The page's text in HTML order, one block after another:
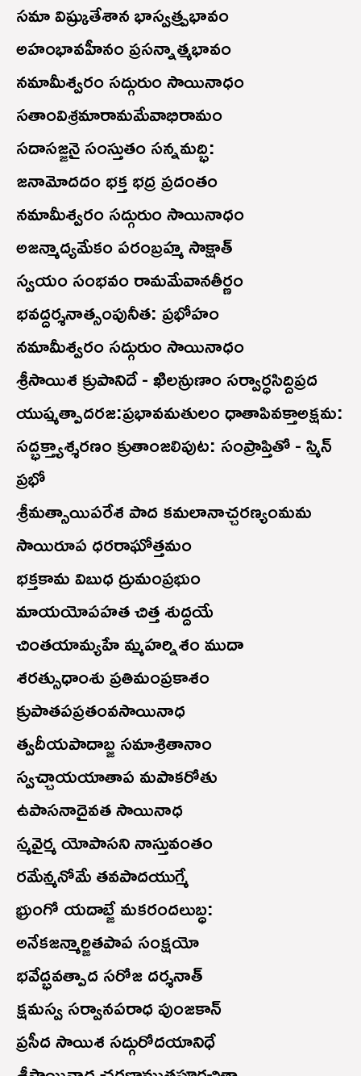
సమా విష్క్రుతేశాన భాస్వత్ర్పభావం
అహంభావహీనం ప్రసన్నాత్మభావం
నమామీశ్వరం సద్గురుం సాయినాధం
సతాంవిశ్రమారామమేవాభిరామం
సదాసజ్జనై సంస్తుతం సన్నమద్భి:
జనామోదదం భక్త భద్ర ప్రదంతం
నమామీశ్వరం సద్గురుం సాయినాధం
అజన్మాద్యమేకం పరంబ్రహ్మ సాక్షాత్
స్వయం సంభవం రామమేవానతీర్ణం
భవద్దర్శనాత్సంపునీత: ప్రభోహం
నమామీశ్వరం సద్గురుం సాయినాధం
శ్రీసాయిశ క్రుపానిదే - ఖిలన్రుణాం సర్వార్ధసిద్దిప్రద
యుష్మత్పాదరజ:ప్రభావమతులం ధాతాపివక్తా‌అక్షమ:
సద్భక్త్యాశ్శరణం క్రుతాంజలిపుట: సంప్రాప్తితో - స్మిన్
ప్రభో
శ్రీమత్సాయిపరేశ పాద కమలానాచ్చరణ్యంమమ
సాయిరూప ధరరాఘోత్తమం
భక్తకామ విబుధ ద్రుమంప్రభుం
మాయయోపహత చిత్త శుద్దయే
చింతయామ్యహే మ్మహర్నిశం ముదా
శరత్సుధాంశు ప్రతిమంప్రకాశం
క్రుపాతపప్రతంవసాయినాధ
త్వదీయపాదాబ్జ సమాశ్రితానాం
స్వచ్చాయయాతాప మపాకరోతు
ఉపాసనాదైవత సాయినాధ
స్మవైర్మ యోపాసని నాస్తువంతం
రమేన్మనోమే తవపాదయుగ్మే
భ్రుంగో యదాబ్జే మకరందలుబ్ధ:
అనేకజన్మార్జితపాప సంక్షయో
భవేద్భవత్పాద సరోజ దర్శనాత్
క్షమస్వ సర్వానపరాధ పుంజకాన్
ప్రసీద సాయిశ సద్గురోదయానిధే